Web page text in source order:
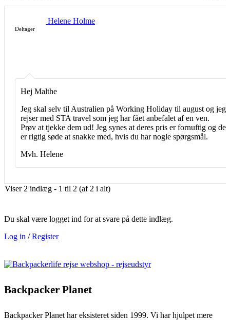
Helene Holme
Deltager
Hej Malthe
Jeg skal selv til Australien på Working Holiday til august og jeg
rejser med STA travel som jeg har fået anbefalet af en ven.
Prøv at tjekke dem ud! Jeg synes at deres pris er fornuftig og de
er rigtig søde at snakke med, hvis du har nogle spørgsmål.
Mvh. Helene
Viser 2 indlæg - 1 til 2 (af 2 i alt)
Du skal være logget ind for at svare på dette indlæg.
Log in /Register
Backpacker Planet
Backpacker Planet har eksisteret siden 1999. Vi har hjulpet mere